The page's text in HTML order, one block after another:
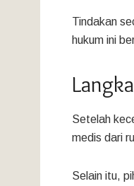
Tindakan
hukum ini
Setelah
medis dari
Selain itu,